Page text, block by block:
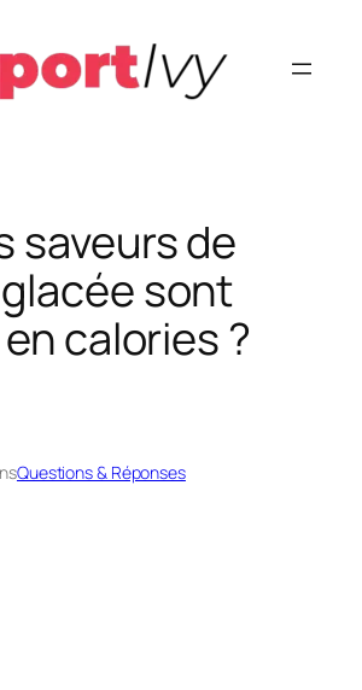
saveurs de
sont
calories ?
Questions & Réponses